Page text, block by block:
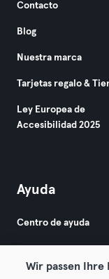
Contacto
Blog
Nuestra marca
Tarjetas regalo &
Ley Europea de
Accesibilidad 2025
Ayuda
Centro de ayuda
Wir passen Ihre